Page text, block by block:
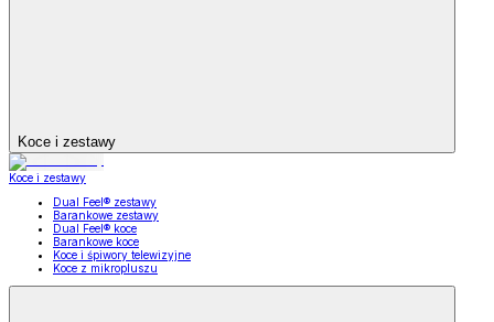
Koce i zestawy
Koce i zestawy
Dual Feel® zestawy
Barankowe zestawy
Dual Feel® koce
Barankowe koce
Koce i śpiwory telewizyjne
Koce z mikropluszu